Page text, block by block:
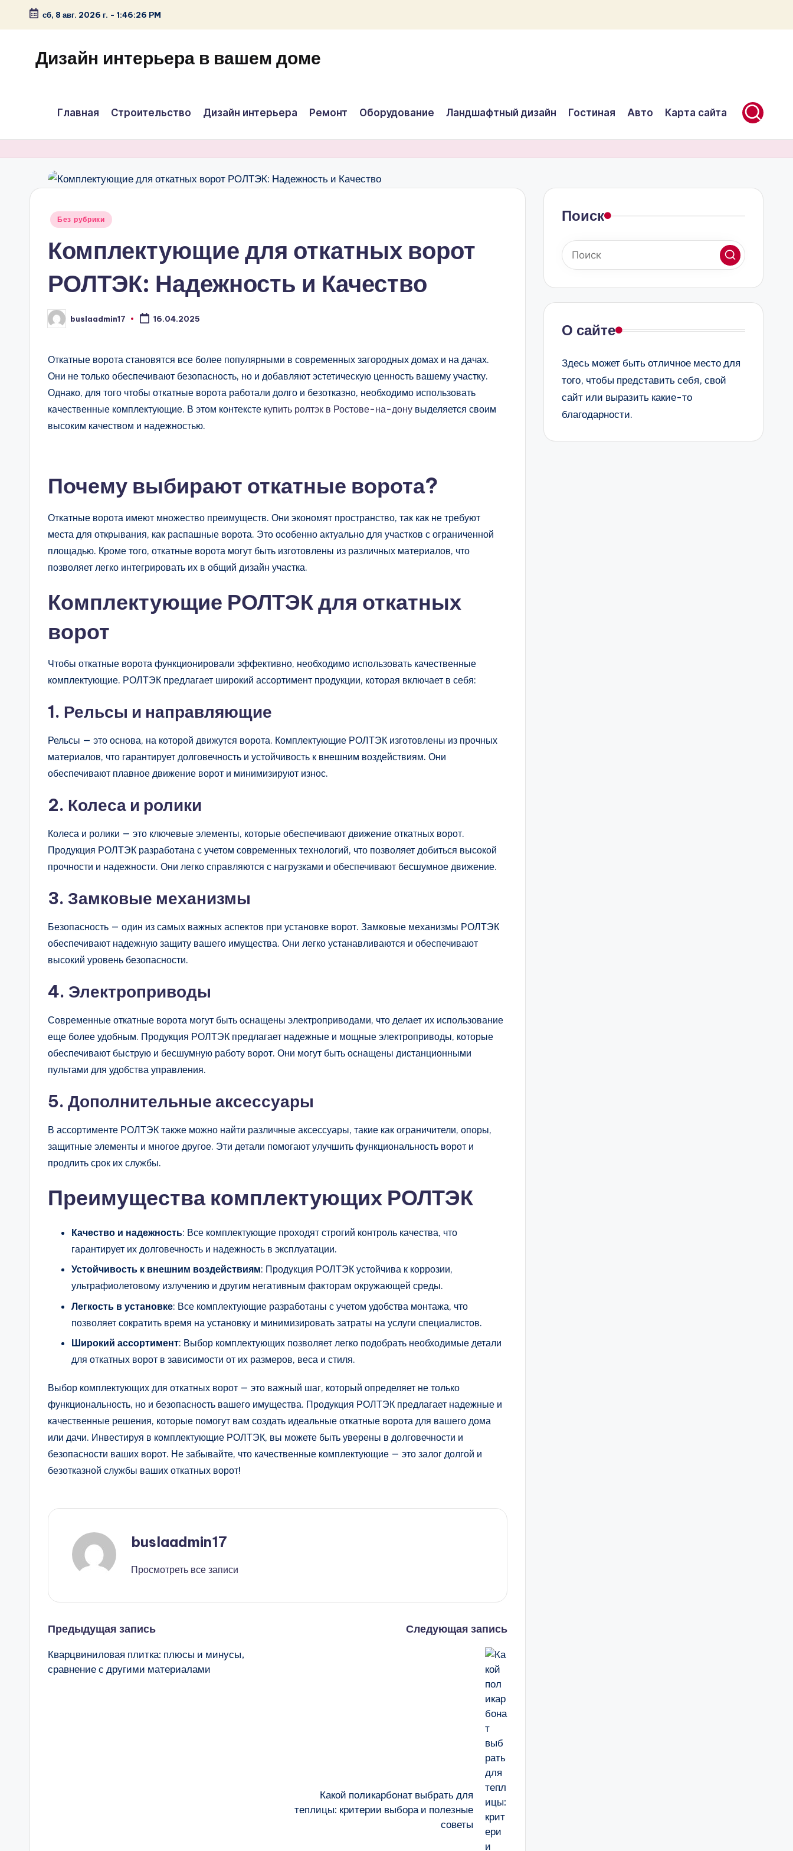
Перейти
содержимому
сб, 8 авг. 2026 г. - 1:46:26 PM
Дизайн интерьера в вашем доме
Главная Строительство Дизайн интерьера Ремонт Оборудование Ландшафтный дизайн Гостиная Авто Карта сайта
Опубликовано
Без рубрики
Комплектующие для откатных ворот
РОЛТЭК: Надежность и Качество
Запись
от
buslaadmin17 16.04.2025
Откатные ворота становятся все более популярными в современных загородных домах и на дачах.
Они не только обеспечивают безопасность, но и добавляют эстетическую ценность вашему участку.
Однако, для того чтобы откатные ворота работали долго и безотказно, необходимо использовать
качественные комплектующие. В этом контексте купить ролтэк в Ростове-на-дону выделяется своим
высоким качеством и надежностью.
Почему выбирают откатные ворота?
Откатные ворота имеют множество преимуществ. Они экономят пространство, так как не требуют
места для открывания, как распашные ворота. Это особенно актуально для участков с ограниченной
площадью. Кроме того, откатные ворота могут быть изготовлены из различных материалов, что
позволяет легко интегрировать их в общий дизайн участка.
Комплектующие РОЛТЭК для откатных
ворот
Чтобы откатные ворота функционировали эффективно, необходимо использовать качественные
комплектующие. РОЛТЭК предлагает широкий ассортимент продукции, которая включает в себя:
1. Рельсы и направляющие
Рельсы — это основа, на которой движутся ворота. Комплектующие РОЛТЭК изготовлены из прочных
материалов, что гарантирует долговечность и устойчивость к внешним воздействиям. Они
обеспечивают плавное движение ворот и минимизируют износ.
2. Колеса и ролики
Колеса и ролики — это ключевые элементы, которые обеспечивают движение откатных ворот.
Продукция РОЛТЭК разработана с учетом современных технологий, что позволяет добиться высокой
прочности и надежности. Они легко справляются с нагрузками и обеспечивают бесшумное движение.
3. Замковые механизмы
Безопасность — один из самых важных аспектов при установке ворот. Замковые механизмы РОЛТЭК
обеспечивают надежную защиту вашего имущества. Они легко устанавливаются и обеспечивают
высокий уровень безопасности.
4. Электроприводы
Современные откатные ворота могут быть оснащены электроприводами, что делает их использование
еще более удобным. Продукция РОЛТЭК предлагает надежные и мощные электроприводы, которые
обеспечивают быструю и бесшумную работу ворот. Они могут быть оснащены дистанционными
пультами для удобства управления.
5. Дополнительные аксессуары
В ассортименте РОЛТЭК также можно найти различные аксессуары, такие как ограничители, опоры,
защитные элементы и многое другое. Эти детали помогают улучшить функциональность ворот и
продлить срок их службы.
Преимущества комплектующих РОЛТЭК
Качество и надежность: Все комплектующие проходят строгий контроль качества, что
гарантирует их долговечность и надежность в эксплуатации.
Устойчивость к внешним воздействиям: Продукция РОЛТЭК устойчива к коррозии,
ультрафиолетовому излучению и другим негативным факторам окружающей среды.
Легкость в установке: Все комплектующие разработаны с учетом удобства монтажа, что
позволяет сократить время на установку и минимизировать затраты на услуги специалистов.
Широкий ассортимент: Выбор комплектующих позволяет легко подобрать необходимые детали
для откатных ворот в зависимости от их размеров, веса и стиля.
Выбор комплектующих для откатных ворот — это важный шаг, который определяет не только
функциональность, но и безопасность вашего имущества. Продукция РОЛТЭК предлагает надежные и
качественные решения, которые помогут вам создать идеальные откатные ворота для вашего дома
или дачи. Инвестируя в комплектующие РОЛТЭК, вы можете быть уверены в долговечности и
безопасности ваших ворот. Не забывайте, что качественные комплектующие — это залог долгой и
безотказной службы ваших откатных ворот!
buslaadmin17
Просмотреть все записи
Навигация
записи
Предыдущая запись
Кварцвиниловая плитка: плюсы и минусы,
сравнение с другими материалами
Следующая запись
Какой поликарбонат выбрать для
теплицы: критерии выбора и полезные
советы
Поиск
О сайте
Здесь может быть отличное место для
того, чтобы представить себя, свой
сайт или выразить какие-то
благодарности.